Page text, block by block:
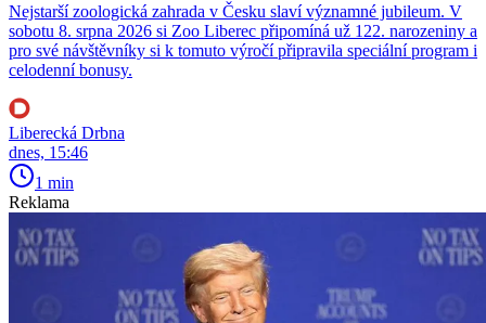
Nejstarší zoologická zahrada v Česku slaví významné jubileum. V
sobotu 8. srpna 2026 si Zoo Liberec připomíná už 122. narozeniny a
pro své návštěvníky si k tomuto výročí připravila speciální program i
celodenní bonusy.
Liberecká Drbna
dnes, 15:46
1 min
Reklama